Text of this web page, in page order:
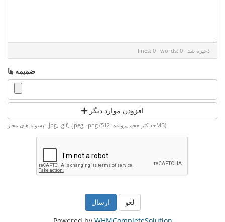
lines: 0 words: 0 ذخیره شد
ضمیمه ها
افزودن موارد دیگر
پسوند های مجاز: .jpg, .gif, .jpeg, .png (حداکثر حجم پرونده: 512MB)
لغو